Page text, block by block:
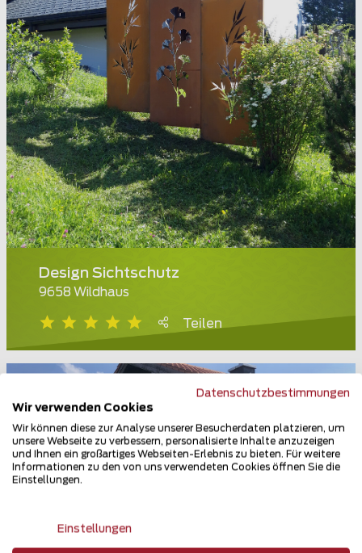
Design Sichtschutz
9658 Wildhaus
Teilen
Datenschutzbestimmungen
Wir verwenden Cookies
Wir können diese zur Analyse unserer Besucherdaten platzieren, um
unsere Webseite zu verbessern, personalisierte Inhalte anzuzeigen
und Ihnen ein großartiges Webseiten-Erlebnis zu bieten. Für weitere
Informationen zu den von uns verwendeten Cookies öffnen Sie die
Einstellungen.
Einstellungen